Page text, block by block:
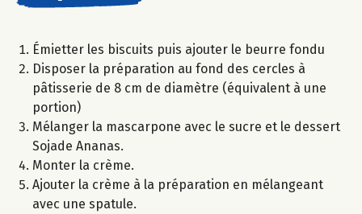
Émietter les biscuits puis ajouter le beurre fondu
Disposer la préparation au fond des cercles à
pâtisserie de 8 cm de diamètre (équivalent à une
portion)
Mélanger la mascarpone avec le sucre et le dessert
Sojade Ananas.
Monter la crème.
Ajouter la crème à la préparation en mélangeant
avec une spatule.